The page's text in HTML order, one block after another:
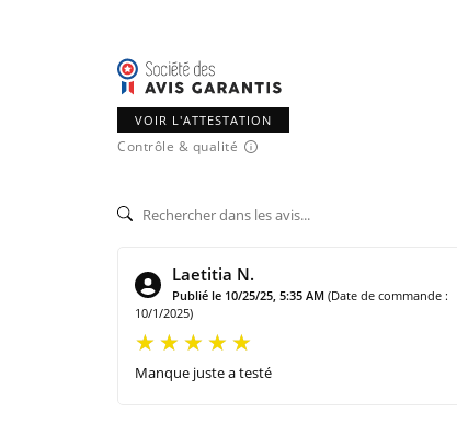
VOIR L'ATTESTATION
Contrôle & qualité
Laetitia N.
Publié le 10/25/25, 5:35 AM (Date de commande :
10/1/2025)
Manque juste a testé